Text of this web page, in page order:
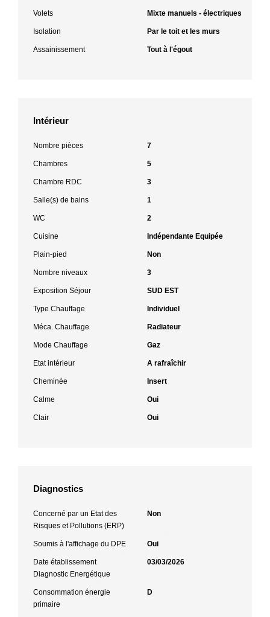
Volets Mixte manuels - électriques
Isolation Par le toit et les murs
Assainissement Tout à l'égout
Intérieur
Nombre pièces 7
Chambres 5
Chambre RDC 3
Salle(s) de bains 1
WC 2
Cuisine Indépendante Equipée
Plain-pied Non
Nombre niveaux 3
Exposition Séjour SUD EST
Type Chauffage Individuel
Méca. Chauffage Radiateur
Mode Chauffage Gaz
Etat intérieur A rafraîchir
Cheminée Insert
Calme Oui
Clair Oui
Diagnostics
Concerné par un Etat des
Risques et Pollutions (ERP)
Non
Soumis à l'affichage du DPE Oui
Date établissement
Diagnostic Energétique
03/03/2026
Consommation énergie
primaire
D